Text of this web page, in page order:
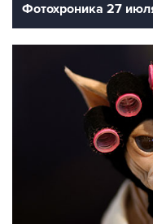
Фотохроника 27